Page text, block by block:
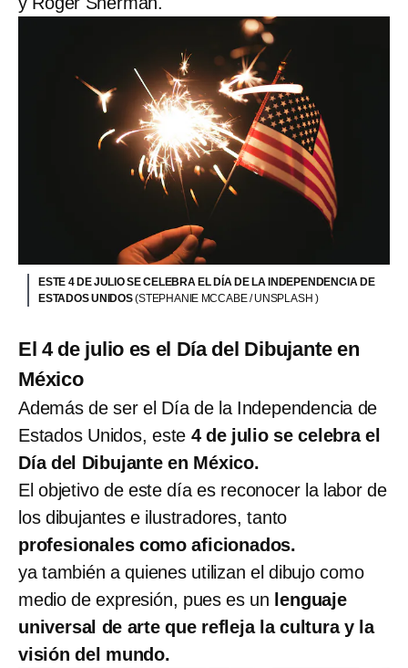
ESTE 4 DE JULIO SE CELEBRA EL DÍA DE LA INDEPENDENCIA DE
ESTADOS UNIDOS(STEPHANIE MCCABE / UNSPLASH )
El 4 de julio es el Día del Dibujante en
México
Además de ser el Día de la Independencia de
Estados Unidos, este 4 de julio se celebra el
Día del Dibujante en México.
El objetivo de este día es reconocer la labor de
los dibujantes e ilustradores, tanto
profesionales como aficionados.
ya también a quienes utilizan el dibujo como
medio de expresión, pues es un lenguaje
universal de arte que refleja la cultura y la
visión del mundo.